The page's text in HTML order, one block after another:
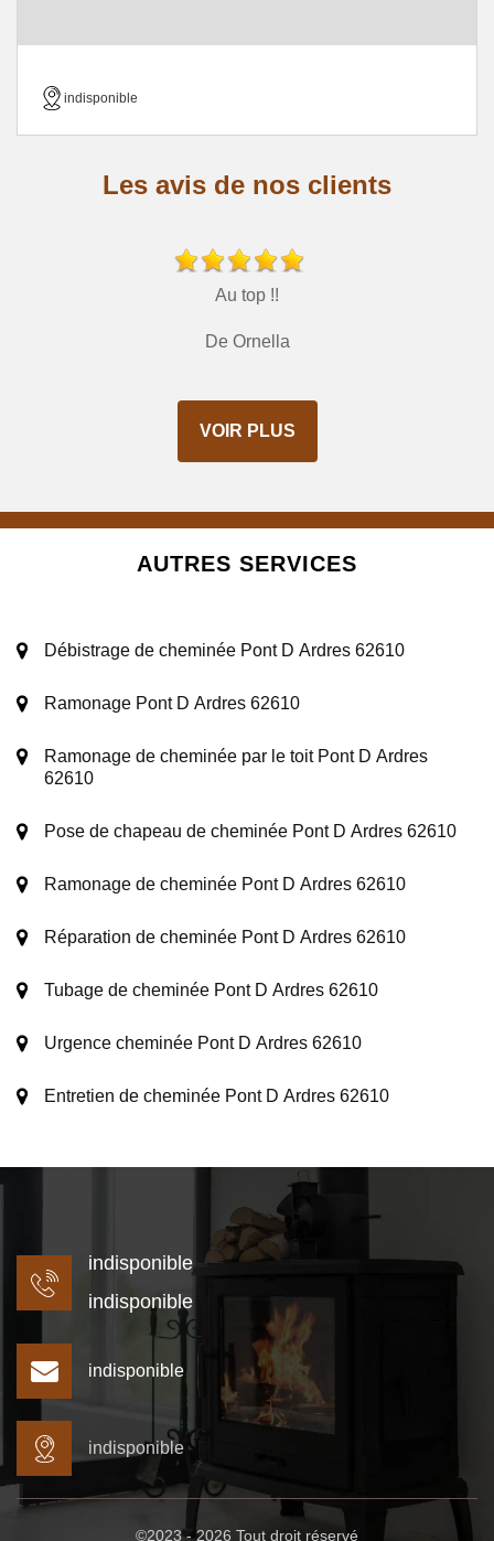
indisponible
Les avis de nos clients
Au top !!
De Ornella
VOIR PLUS
AUTRES SERVICES
Débistrage de cheminée Pont D Ardres 62610
Ramonage Pont D Ardres 62610
Ramonage de cheminée par le toit Pont D Ardres
62610
Pose de chapeau de cheminée Pont D Ardres 62610
Ramonage de cheminée Pont D Ardres 62610
Réparation de cheminée Pont D Ardres 62610
Tubage de cheminée Pont D Ardres 62610
Urgence cheminée Pont D Ardres 62610
Entretien de cheminée Pont D Ardres 62610
indisponible
indisponible
indisponible
indisponible
©2023 - 2026 Tout droit réservé